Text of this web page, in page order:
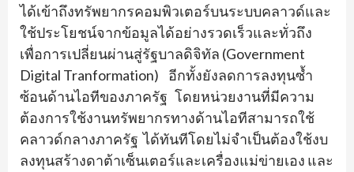
ได้เข้าถึงทรัพยากรคอมพิวเตอร์บนระบบคลาวด์และ
ใช้ประโยชน์จากข้อมูลได้อย่างรวดเร็วและทั่วถึง
เพื่อการเปลี่ยนผ่านสู่รัฐบาลดิจิทัล (Government
Digital Tranformation) อีกทั้งยังลดการลงทุนซ้ำ
ซ้อนด้านไอทีของภาครัฐ โดยหน่วยงานที่มีความ
ต้องการใช้งานทรัพยากรทางด้านไอทีสามารถใช้
คลาวด์กลางภาครัฐ ได้ทันทีโดยไม่จำเป็นต้องใช้งบ
ลงทุนสร้างดาต้าเซ็นเตอร์และเครื่องแม่ข่ายเอง และ